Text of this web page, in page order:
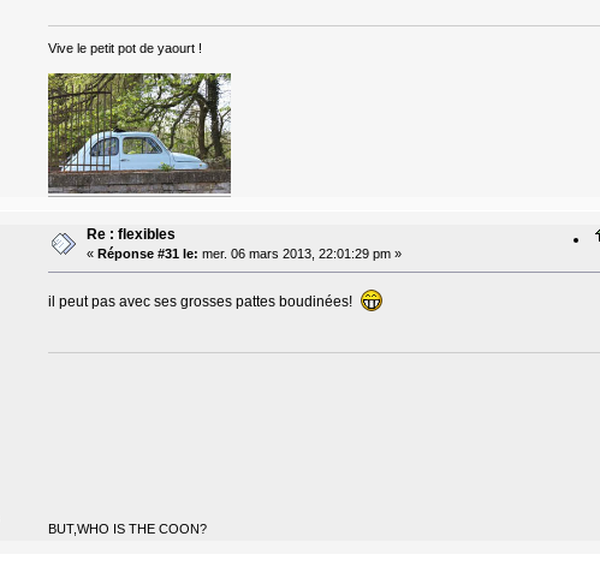
Vive le petit pot de yaourt !
Re : flexibles
« Réponse #31 le: mer. 06 mars 2013, 22:01:29 pm »
il peut pas avec ses grosses pattes boudinées!
BUT,WHO IS THE COON?